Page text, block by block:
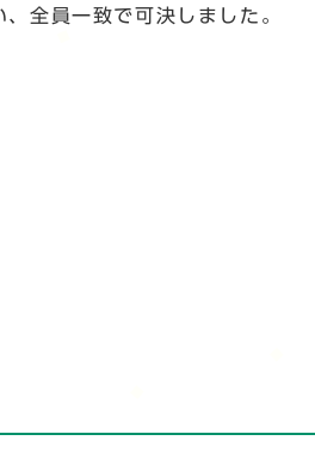
全員一致で可決しました。